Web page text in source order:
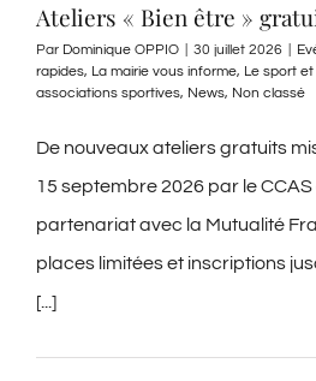
Ateliers « Bien être »
Par Dominique OPPIO 30 juillet 2026
rapides, La mairie vous informe, Le sport
associations sportives, News, Non classé
De nouveaux ateliers gratuits
15 septembre 2026 par le
partenariat avec la Mutualité
places limitées et inscriptions
[...]